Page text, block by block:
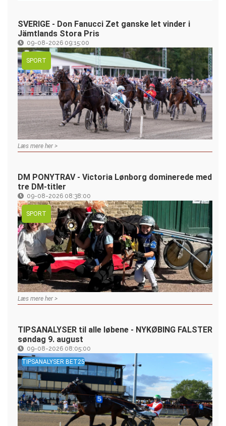
SVERIGE - Don Fanucci Zet ganske let vinder i
Jämtlands Stora Pris
09-08-2026 09:15:00
SPORT
Læs mere her >
DM PONYTRAV - Victoria Lønborg dominerede med
tre DM-titler
09-08-2026 08:38:00
SPORT
Læs mere her >
TIPSANALYSER til alle løbene - NYKØBING FALSTER
søndag 9. august
09-08-2026 08:05:00
TIPSANALYSER BET25